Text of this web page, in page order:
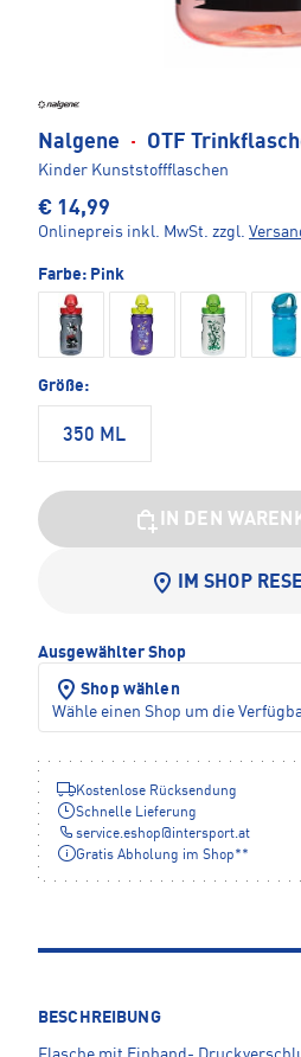
Nalgene · OTF
Kinder Kunststoffflaschen
€ 14,99
Onlinepreis inkl. MwSt. zzgl.
Farbe: Pink
Größe:
350 ML
IN DEN
IM SHOP
Ausgewählter Shop
Shop wählen
Wähle einen Shop um die
Kostenlose Rücksendung
Schnelle Lieferung
service.eshop@intersport.at
Gratis Abholung im Shop**
BESCHREIBUNG